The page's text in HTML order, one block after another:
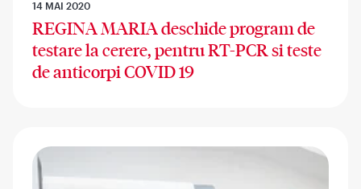
14 MAI 2020
REGINA MARIA deschide program de
testare la cerere, pentru RT-PCR si teste
de anticorpi COVID 19